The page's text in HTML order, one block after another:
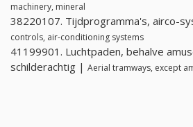
machinery, mineral
38220107. Tijdprogramma's, airco-
controls, air-conditioning systems
41199901. Luchtpaden, behalve
schilderachtig | Aerial tramways, except